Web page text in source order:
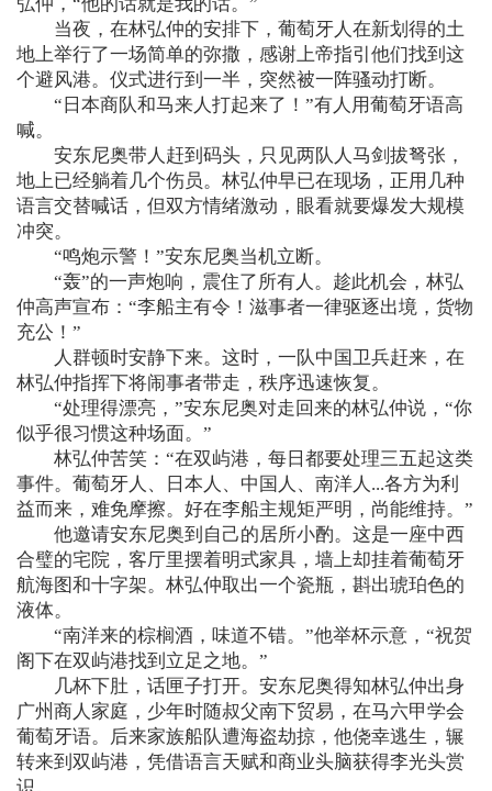
当夜，在林弘仲的安排下，葡萄牙人在新划得的土
地上举行了一场简单的弥撒，感谢上帝指引他们找到这
个避风港。仪式进行到一半，突然被一阵骚动打断。
“日本商队和马来人打起来了！”有人用葡萄牙语高
喊。
安东尼奥带人赶到码头，只见两队人马剑拔弩张，
地上已经躺着几个伤员。林弘仲早已在现场，正用几种
语言交替喊话，但双方情绪激动，眼看就要爆发大规模
冲突。
“鸣炮示警！”安东尼奥当机立断。
“轰”的一声炮响，震住了所有人。趁此机会，林弘
仲高声宣布：“李船主有令！滋事者一律驱逐出境，货物
充公！”
人群顿时安静下来。这时，一队中国卫兵赶来，在
林弘仲指挥下将闹事者带走，秩序迅速恢复。
“处理得漂亮，”安东尼奥对走回来的林弘仲说，“你
似乎很习惯这种场面。”
林弘仲苦笑：“在双屿港，每日都要处理三五起这类
事件。葡萄牙人、日本人、中国人、南洋人...各方为利
益而来，难免摩擦。好在李船主规矩严明，尚能维持。”
他邀请安东尼奥到自己的居所小酌。这是一座中西
合璧的宅院，客厅里摆着明式家具，墙上却挂着葡萄牙
航海图和十字架。林弘仲取出一个瓷瓶，斟出琥珀色的
液体。
“南洋来的棕榈酒，味道不错。”他举杯示意，“祝贺
阁下在双屿港找到立足之地。”
几杯下肚，话匣子打开。安东尼奥得知林弘仲出身
广州商人家庭，少年时随叔父南下贸易，在马六甲学会
葡萄牙语。后来家族船队遭海盗劫掠，他侥幸逃生，辗
转来到双屿港，凭借语言天赋和商业头脑获得李光头赏